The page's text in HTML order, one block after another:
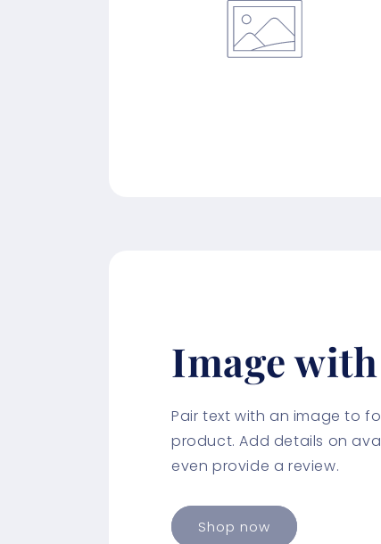
Image
Pair text with an image to
product. Add details on
even provide a review.
Shop now